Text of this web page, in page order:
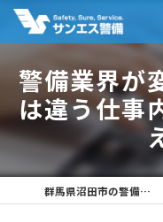
警備業界が
は違う仕事
群馬県沼田市の警備の求人なら株式会社サンエス警備